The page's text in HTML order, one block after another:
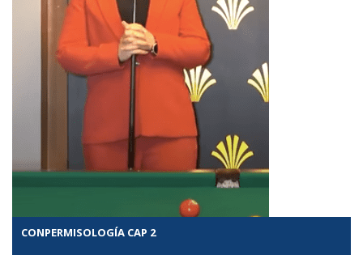
CONPERMISOLOGÍA CAP 2